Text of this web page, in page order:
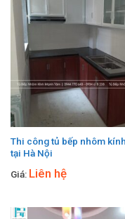
Thi công tủ bếp nhôm
tại Hà Nội
Giá: Liên hệ